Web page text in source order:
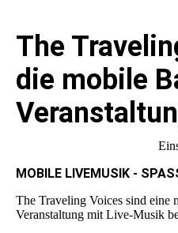
The
die mobile
MOBILE LIVEMUSIK -
The Traveling Voices sind eine
Veranstaltung mit Live-Musik